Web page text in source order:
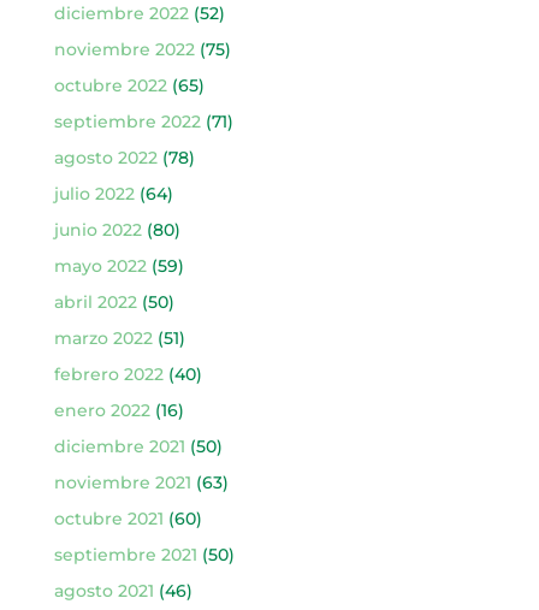
diciembre 2022 (52)
noviembre 2022 (75)
octubre 2022 (65)
septiembre 2022 (71)
agosto 2022 (78)
julio 2022 (64)
junio 2022 (80)
mayo 2022 (59)
abril 2022 (50)
marzo 2022 (51)
febrero 2022 (40)
enero 2022 (16)
diciembre 2021 (50)
noviembre 2021 (63)
octubre 2021 (60)
septiembre 2021 (50)
agosto 2021 (46)